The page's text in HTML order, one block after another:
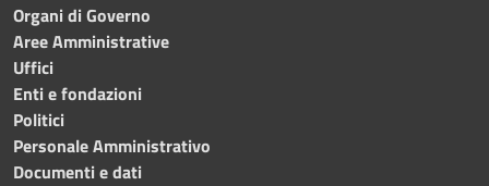
Organi di Governo
Aree Amministrative
Uffici
Enti e fondazioni
Politici
Personale Amministrativo
Documenti e dati